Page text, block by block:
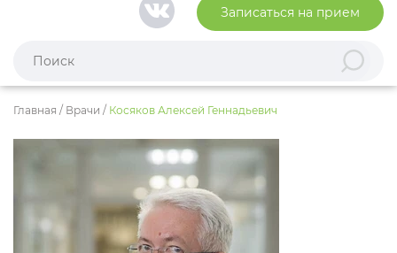
Записаться на прием
Главная / Врачи / Косяков Алексей Геннадьевич